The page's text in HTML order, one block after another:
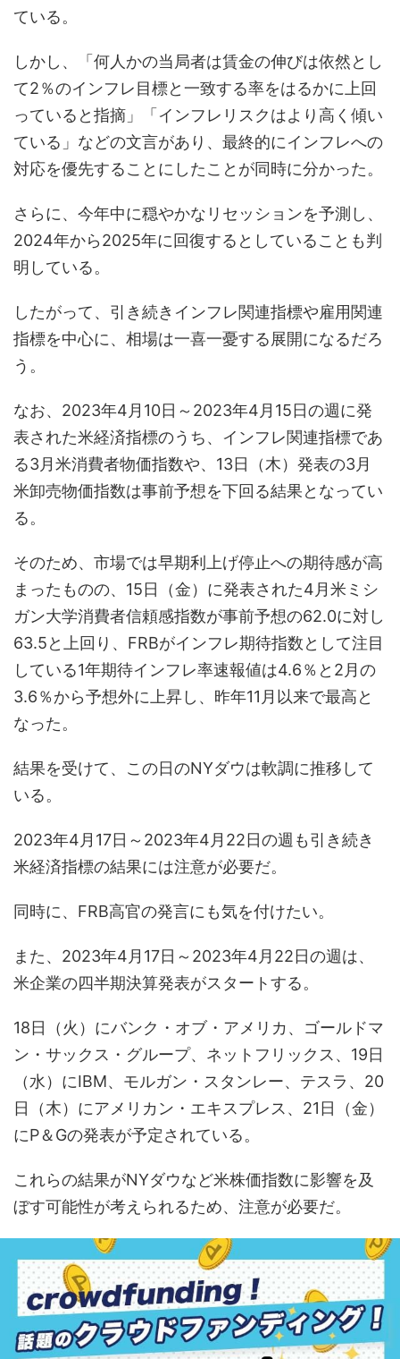
ている。
しかし、「何人かの当局者は賃金の伸びは依然とし
て2％のインフレ目標と一致する率をはるかに上回
っていると指摘」「インフレリスクはより高く傾い
ている」などの文言があり、最終的にインフレへの
対応を優先することにしたことが同時に分かった。
さらに、今年中に穏やかなリセッションを予測し、
2024年から2025年に回復するとしていることも判
明している。
したがって、引き続きインフレ関連指標や雇用関連
指標を中心に、相場は一喜一憂する展開になるだろ
う。
なお、2023年4月10日～2023年4月15日の週に発
表された米経済指標のうち、インフレ関連指標であ
る3月米消費者物価指数や、13日（木）発表の3月
米卸売物価指数は事前予想を下回る結果となってい
る。
そのため、市場では早期利上げ停止への期待感が高
まったものの、15日（金）に発表された4月米ミシ
ガン大学消費者信頼感指数が事前予想の62.0に対し
63.5と上回り、FRBがインフレ期待指数として注目
している1年期待インフレ率速報値は4.6％と2月の
3.6％から予想外に上昇し、昨年11月以来で最高と
なった。
結果を受けて、この日のNYダウは軟調に推移して
いる。
2023年4月17日～2023年4月22日の週も引き続き
米経済指標の結果には注意が必要だ。
同時に、FRB高官の発言にも気を付けたい。
また、2023年4月17日～2023年4月22日の週は、
米企業の四半期決算発表がスタートする。
18日（火）にバンク・オブ・アメリカ、ゴールドマ
ン・サックス・グループ、ネットフリックス、19日
（水）にIBM、モルガン・スタンレー、テスラ、20
日（木）にアメリカン・エキスプレス、21日（金）
にP＆Gの発表が予定されている。
これらの結果がNYダウなど米株価指数に影響を及
ぼす可能性が考えられるため、注意が必要だ。